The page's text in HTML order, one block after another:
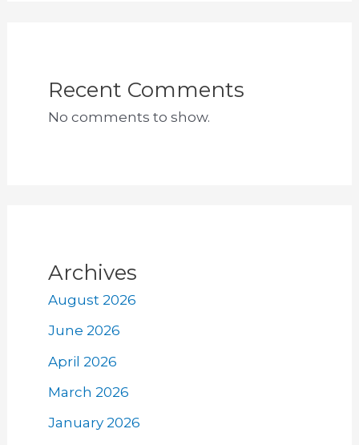
Recent Comments
No comments to show.
Archives
August 2026
June 2026
April 2026
March 2026
January 2026